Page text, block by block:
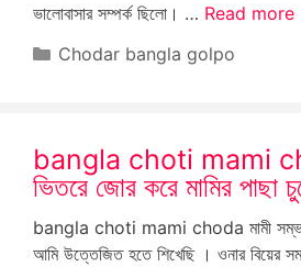
ভালোবাসার সম্পর্ক ছিলো। … Read more
Categories
Chodar bangla golpo
bangla choti mami
ভিতরে জোর করে মামির পাছা
bangla choti mami choda মামী সম্ভবত
আমি উত্তেজিত হতে শিখেছি । ওনার বিয়ের